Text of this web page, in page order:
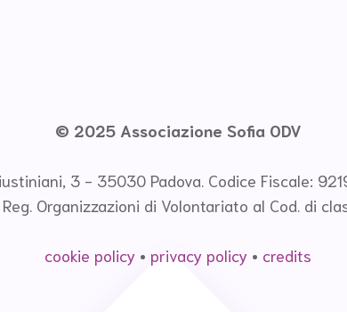
© 2025 Associazione Sofia ODV
3 - 35030 Padova. Codice Fiscale:
Organizzazioni di Volontariato al Cod. di
cookie policy • privacy policy • credits